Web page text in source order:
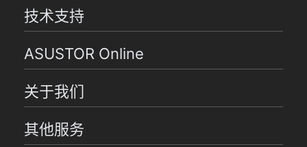
技术支持
ASUSTOR Online
关于我们
其他服务